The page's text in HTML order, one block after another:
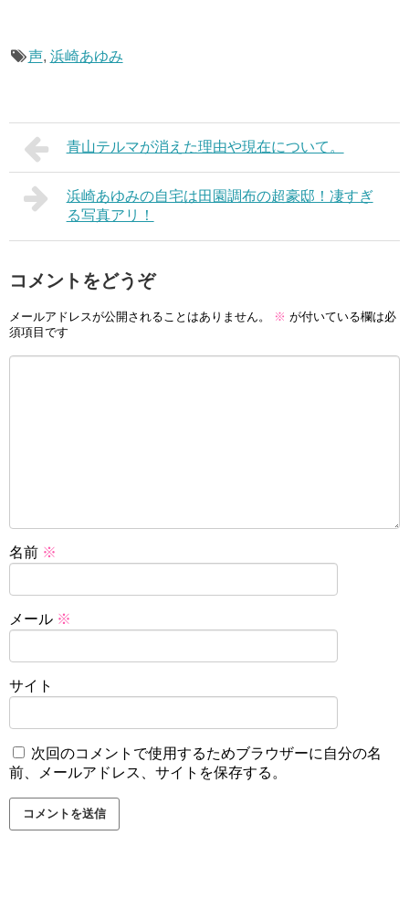
声, 浜崎あゆみ
青山テルマが消えた理由や現在について。
浜崎あゆみの自宅は田園調布の超豪邸！凄すぎ
る写真アリ！
コメントをどうぞ
メールアドレスが公開されることはありません。 ※ が付いている欄は必
須項目です
名前 ※
メール ※
サイト
次回のコメントで使用するためブラウザーに自分の名
前、メールアドレス、サイトを保存する。